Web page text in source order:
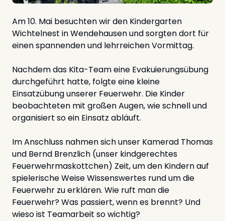
Am 10. Mai besuchten wir den Kindergarten
Wichtelnest in Wendehausen und sorgten dort für
einen spannenden und lehrreichen Vormittag.
Nachdem das Kita-Team eine Evakuierungsübung
durchgeführt hatte, folgte eine kleine
Einsatzübung unserer Feuerwehr. Die Kinder
beobachteten mit großen Augen, wie schnell und
organisiert so ein Einsatz abläuft.
Im Anschluss nahmen sich unser Kamerad Thomas
und Bernd Brenzlich (unser kindgerechtes
Feuerwehrmaskottchen) Zeit, um den Kindern auf
spielerische Weise Wissenswertes rund um die
Feuerwehr zu erklären. Wie ruft man die
Feuerwehr? Was passiert, wenn es brennt? Und
wieso ist Teamarbeit so wichtig?